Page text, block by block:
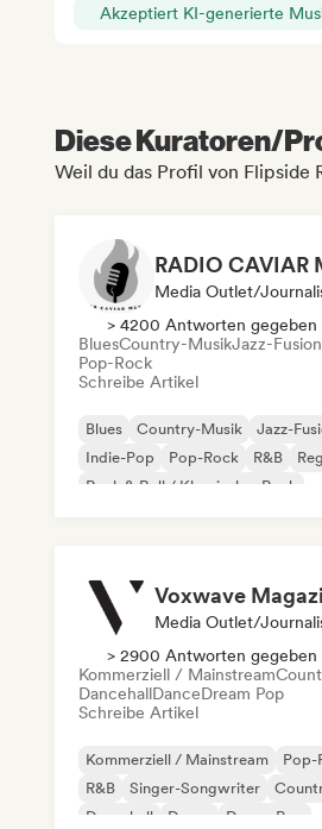
Akzeptiert KI-generierte
Diese Kuratoren/
Weil du das Profil von Flipside
Media Outlet/
> 4200 Antworten gegeben
BluesCountry-MusikJazz-Fusion
Pop-Rock
Schreibe Artikel
Blues Country-Musik
Jazz-
Indie-Pop
Pop-Rock R&B
Rock & Roll / Klassischer Rock
Voxwave
Media Outlet/
> 2900 Antworten gegeben
Kommerziell / Mainstream
DancehallDanceDream Pop
Schreibe Artikel
Kommerziell / Mainstream
Pop-
R&B
Singer-Songwriter
Dancehall
Dance Dream Pop